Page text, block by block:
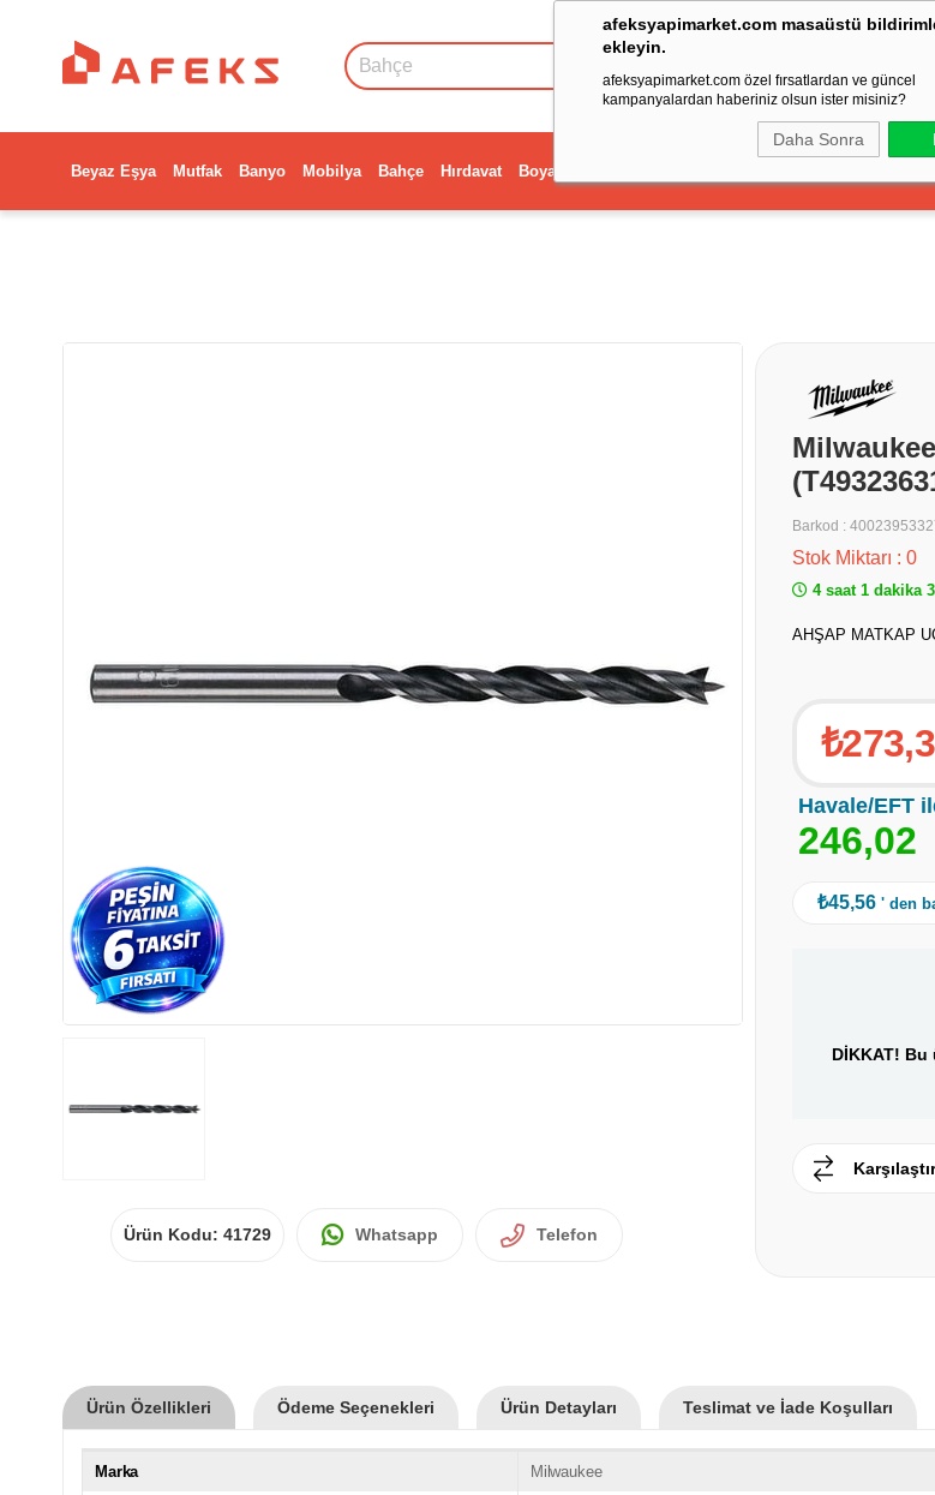
afeksyapimarket.com masaüstü
ekleyin.
afeksyapimarket.com özel fırsatlardan ve güncel
kampanyalardan haberiniz olsun ister misiniz?
Daha Sonra
Beyaz Eşya Mutfak Banyo Mobilya Bahçe Hırdavat Boya
Ürün Kodu: 41729 Whatsapp Telefon
Barkod :
Stok Miktarı : 0
4 saat 1 dakika
AHŞAP MATKAP
Havale/EFT
246,02
₺45,56 ' den
DİKKAT!
Karşılaştır
Ürün Özellikleri Ödeme Seçenekleri Ürün Detayları Teslimat ve İade Koşulları
Marka Milwaukee